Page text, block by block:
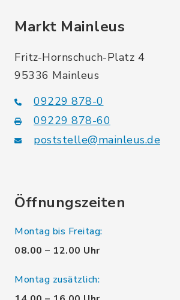
Markt Mainleus
Fritz-Hornschuch-Platz 4
95336 Mainleus
09229 878-0
09229 878-60
poststelle@mainleus.de
Öffnungszeiten
Montag bis Freitag:
08.00 – 12.00 Uhr
Montag zusätzlich: